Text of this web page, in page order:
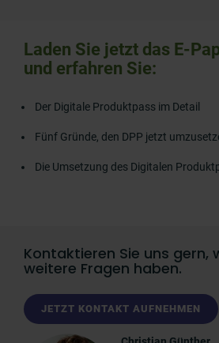
Laden Sie jetzt das E-
und erfahren Sie:
Der Digitale Produktpass im Detail
Fünf Gründe, den DPP jetzt
Die Umsetzung des Digitalen
Kontaktieren Sie uns gern,
weitere Fragen haben.
JETZT KONTAKT AUFNEHMEN